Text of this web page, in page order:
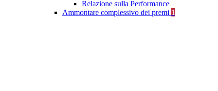
Relazione sulla Performance
Ammontare complessivo dei premi 1